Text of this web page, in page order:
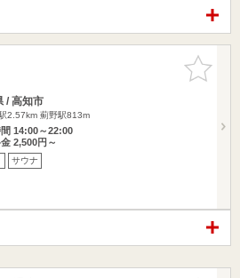
お気に入
りに追加
/ 高知市
2.57km 薊野駅813m
14:00～22:00
2,500円～
サウナ